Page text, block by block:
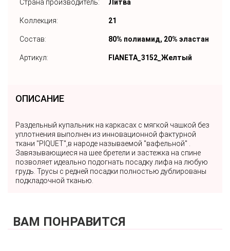
Страна производитель: Литва
Коллекция: 21
Состав: 80% полиамид, 20% эластан
Артикул: FIANETA_3152_Желтый
ОПИСАНИЕ
Раздельный купальник на каркасах с мягкой чашкой без
уплотнения выполнен из инновационной фактурной
ткани "PIQUET",в народе называемой "вафельной" .
Завязывающиеся на шее бретели и застежка на спине
позволяет идеально подогнать посадку лифа на любую
грудь. Трусы с редней посадки полностью дублированы
подкладочной тканью.
ВАМ ПОНРАВИТСЯ